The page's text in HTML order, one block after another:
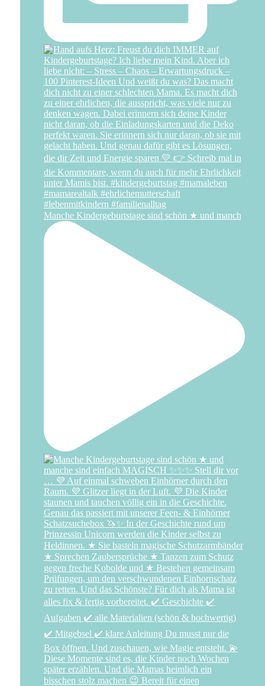
Manche Kindergeburtstage sind schön ★ und manch